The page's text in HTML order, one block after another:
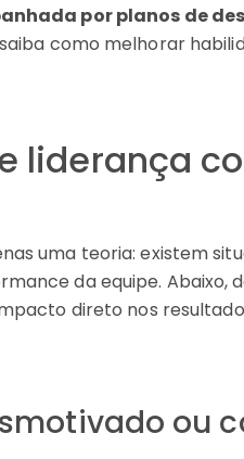
por planos de
como melhorar
liderança
uma teoria: existem
da equipe. Abaixo,
direto nos
ou